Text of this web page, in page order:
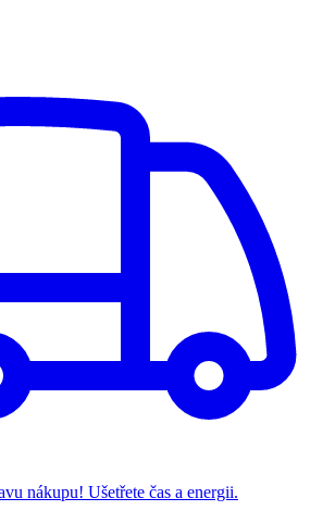
nákupu! Ušetřete čas a energii.